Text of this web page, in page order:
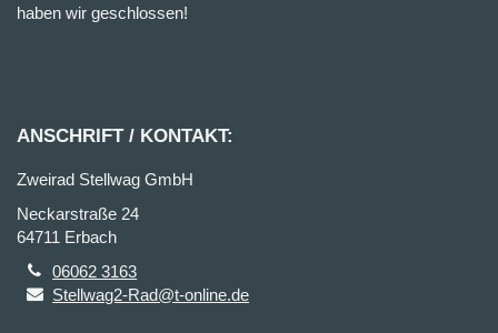
haben wir geschlossen!
ANSCHRIFT / KONTAKT:
Zweirad Stellwag GmbH
Neckarstraße 24
64711 Erbach
06062 3163
Stellwag2-Rad@t-online.de